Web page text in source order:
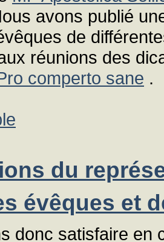
avons publié
de
réunions des
comperto sane .
du
évêques et
donc satisfaire en